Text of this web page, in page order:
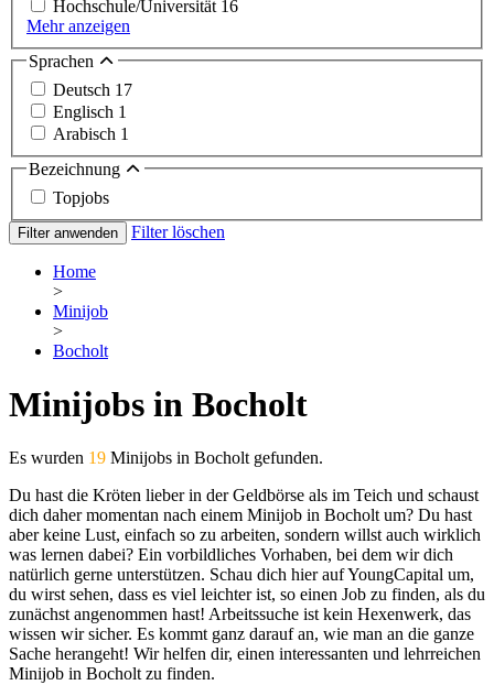
Hochschule/Universität 16
Mehr anzeigen
Sprachen
Deutsch 17
Englisch 1
Arabisch 1
Bezeichnung
Topjobs
Filter anwenden Filter löschen
Home
>
Minijob
>
Bocholt
Minijobs in Bocholt
Es wurden 19 Minijobs in Bocholt gefunden.
Du hast die Kröten lieber in der Geldbörse als im Teich und schaust
dich daher momentan nach einem Minijob in Bocholt um? Du hast
aber keine Lust, einfach so zu arbeiten, sondern willst auch wirklich
was lernen dabei? Ein vorbildliches Vorhaben, bei dem wir dich
natürlich gerne unterstützen. Schau dich hier auf YoungCapital um,
du wirst sehen, dass es viel leichter ist, so einen Job zu finden, als du
zunächst angenommen hast! Arbeitssuche ist kein Hexenwerk, das
wissen wir sicher. Es kommt ganz darauf an, wie man an die ganze
Sache herangeht! Wir helfen dir, einen interessanten und lehrreichen
Minijob in Bocholt zu finden.